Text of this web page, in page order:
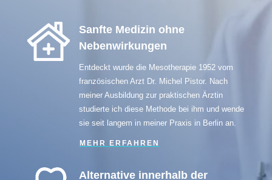
Sanfte Medizin ohne
Nebenwirkungen
Entdeckt wurde die Mesotherapie 1952 vom
französischen Arzt Dr. Michel Pistor. Nach
meiner Ausbildung zur praktischen Ärztin
studierte ich diese Methode bei ihm und wende
sie seit langem in meiner Praxis in Berlin an.
MEHR ERFAHREN
Alternative innerhalb der